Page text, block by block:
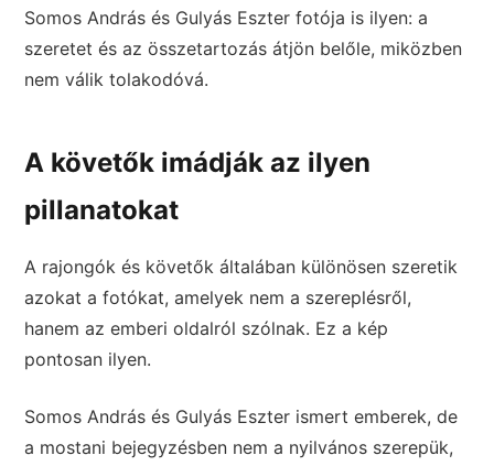
Somos András és Gulyás Eszter fotója is ilyen: a
szeretet és az összetartozás átjön belőle, miközben
nem válik tolakodóvá.
A követők imádják az ilyen
pillanatokat
A rajongók és követők általában különösen szeretik
azokat a fotókat, amelyek nem a szereplésről,
hanem az emberi oldalról szólnak. Ez a kép
pontosan ilyen.
Somos András és Gulyás Eszter ismert emberek, de
a mostani bejegyzésben nem a nyilvános szerepük,